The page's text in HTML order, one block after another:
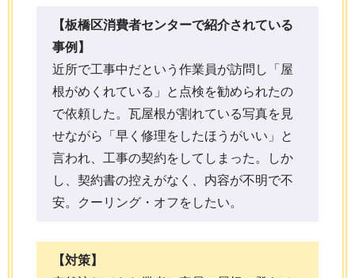
【板橋区消費者センターで紹介されている
事例】
近所で工事中だという作業員が訪問し「屋
根がめくれている」と点検を勧められたの
で依頼した。瓦屋根が割れている写真を見
せながら「早く修理をしたほうがいい」と
言われ、工事の契約をしてしまった。しか
し、契約書の控えがなく、内容が不明で不
安。クーリング・オフをしたい。
【対策】